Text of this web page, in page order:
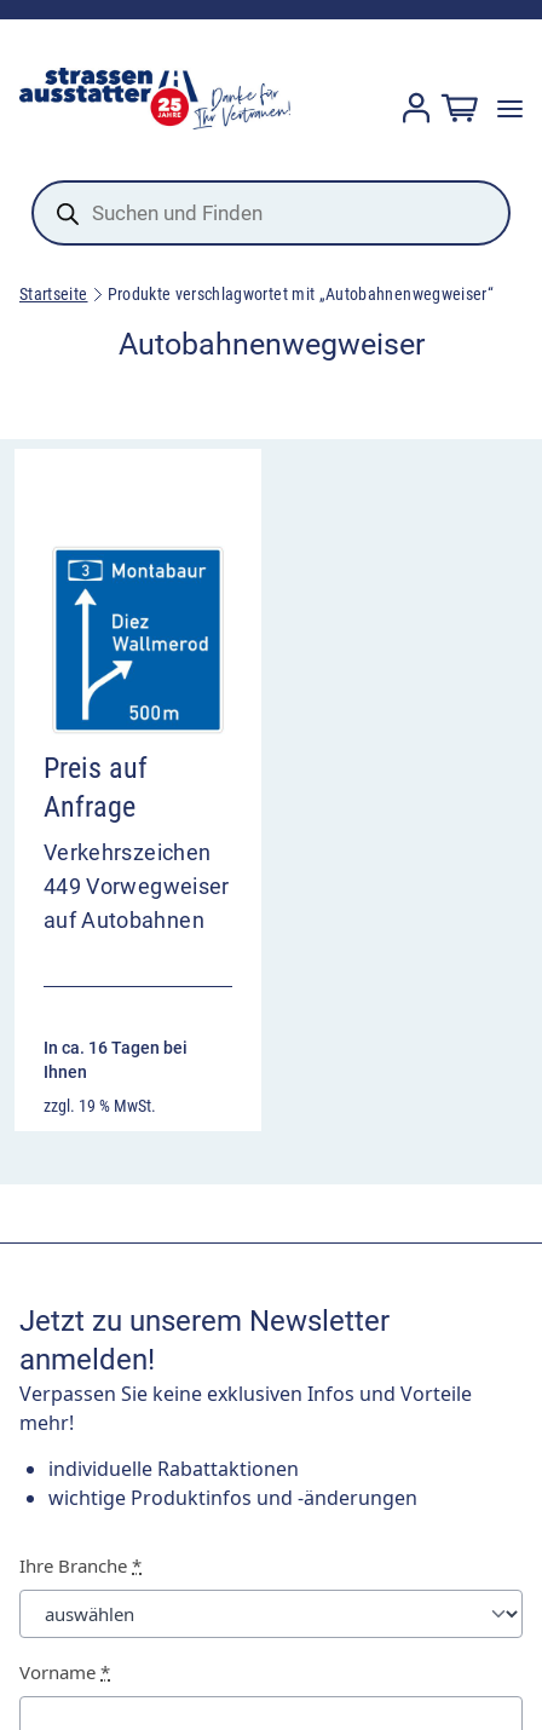
Products
search
Startseite Produkte verschlagwortet mit „Autobahnenwegweiser“
Autobahnenwegweiser
Preis auf
Anfrage
Verkehrszeichen
449 Vorwegweiser
auf Autobahnen
In ca. 16 Tagen bei
Ihnen
zzgl. 19 % MwSt.
Jetzt zu unserem Newsletter
anmelden!
Verpassen Sie keine exklusiven Infos und Vorteile
mehr!
individuelle Rabattaktionen
wichtige Produktinfos und -änderungen
Ihre Branche *
Vorname *